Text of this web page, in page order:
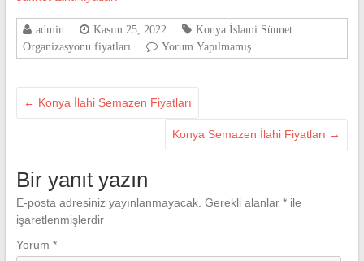
admin Kasım 25, 2022
Konya İslami Sünnet
Organizasyonu fiyatları
Yorum Yapılmamış
← Konya İlahi Semazen Fiyatları
Konya Semazen İlahi Fiyatları →
Bir yanıt yazın
E-posta adresiniz yayınlanmayacak. Gerekli alanlar *ile
işaretlenmişlerdir
Yorum *